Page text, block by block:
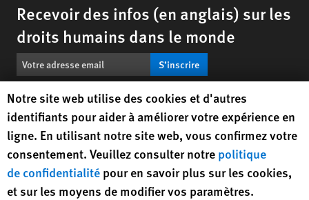
Recevoir des infos (en anglais) sur les
droits humains dans le monde
S’inscrire
Suivez-nous BlueSky
X Facebook
YouTube
Footer
menu
Contactez-nous Corrections
Politique de confidentialité
Plan du site
Version texte
Human Rights Watch cookie preferences
Notre site web utilise des cookies et d'autres
identifiants pour aider à améliorer votre expérience en
ligne. En utilisant notre site web, vous confirmez votre
consentement. Veuillez consulter notre politique
de confidentialité pour en savoir plus sur les cookies,
et sur les moyens de modifier vos paramètres.